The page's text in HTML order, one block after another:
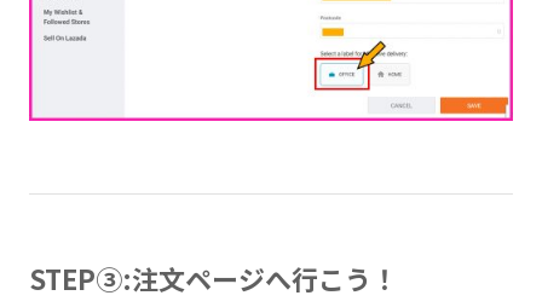
STEP③:注文ページへ行こう！